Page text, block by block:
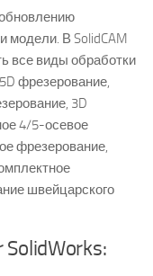
модели. В SolidCAM
все виды обработки
фрезерование,
3D
4/5-осевое
фрезерование,
швейцарского